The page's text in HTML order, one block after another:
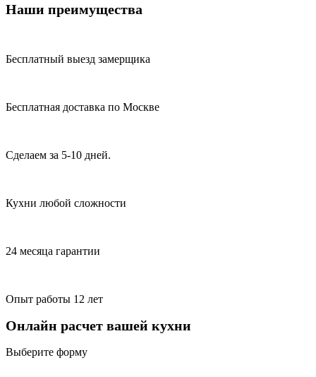
Наши преимущества
Бесплатный выезд замерщика
Бесплатная доставка по Москве
Сделаем за 5-10 дней.
Кухни любой сложности
24 месяца гарантии
Опыт работы 12 лет
Онлайн расчет вашей кухни
Выберите форму